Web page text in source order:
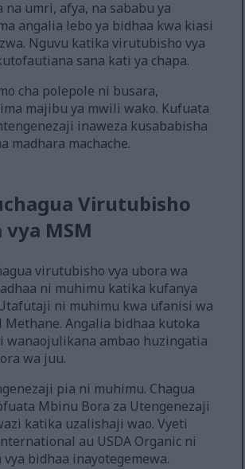
umri, afya, na sababu ya
angalia lebo ya bidhaa kwa kiasi
Nguvu katika virutubisho vya
sana kati ya chapa.
cha polepole ni busara,
majibu ya mwili wako. Kufuata
inaweza kusababisha
madhara machache.
Virutubisho
MSM
virutubisho vya ubora wa
ni muhimu katika kufanya
ni muhimu kwa ufanisi wa
Angalia bidhaa kutoka
wanaojulikana ambao huzingatia
wa juu.
pia ni muhimu. Chagua
Mbinu Bora za Utengenezaji
katika uzalishaji wao. Vyeti
au USDA Organic ni
bidhaa inayotegemewa.